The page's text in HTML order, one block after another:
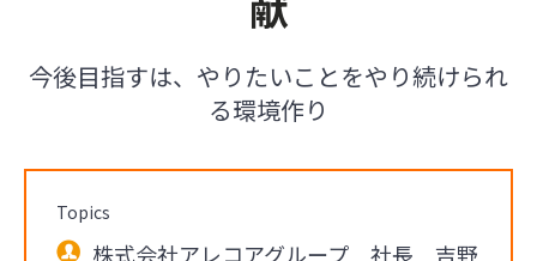
今後目指すは、やりたいことをやり続けられ
る環境作り
Topics
株式会社アレコアグループ 社長 吉野